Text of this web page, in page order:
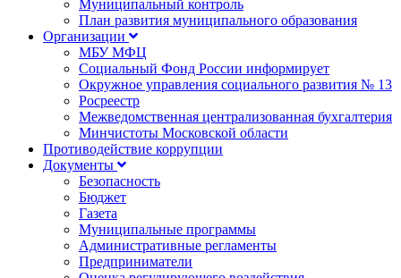
Муниципальный контроль
План развития муниципального образования
Организации
МБУ МФЦ
Социальный Фонд России информирует
Окружное управления социального развития № 13
Росреестр
Межведомственная централизованная бухгалтерия
Минчистоты Московской области
Противодействие коррупции
Документы
Безопасность
Бюджет
Газета
Муниципальные программы
Административные регламенты
Предприниматели